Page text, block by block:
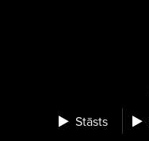
Stāsts